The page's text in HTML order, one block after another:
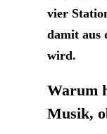
vier
damit aus
wird.
Warum
Musik,